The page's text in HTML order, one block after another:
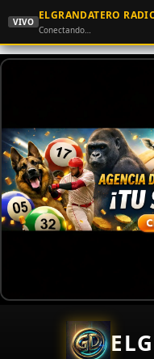
VIVO
ELGRANDATERO
Conectando…